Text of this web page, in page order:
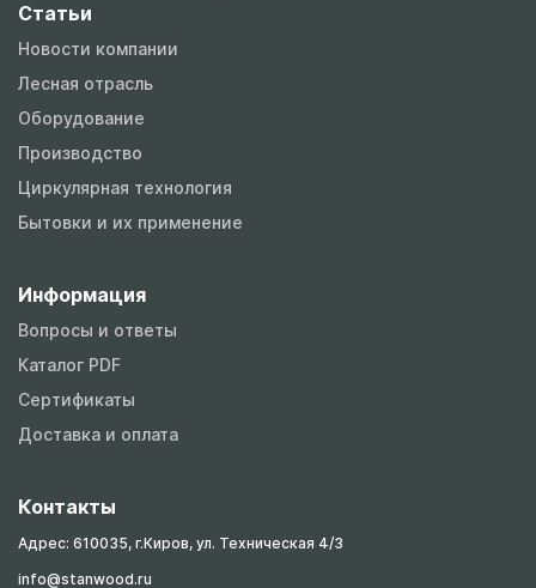
Статьи
Новости компании
Лесная отрасль
Оборудование
Производство
Циркулярная технология
Бытовки и их применение
Информация
Вопросы и ответы
Каталог PDF
Сертификаты
Доставка и оплата
Контакты
Адрес: 610035, г.Киров, ул. Техническая 4/3
info@stanwood.ru